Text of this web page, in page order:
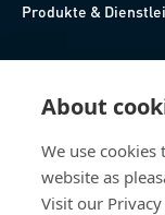
About
We use
website as
Visit our
Produkte &
Wissen
Über uns